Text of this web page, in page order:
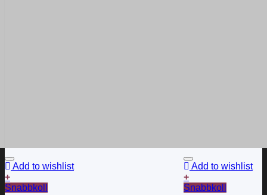
Add to wishlist
+
Snabbkoll
Add to wishlist
+
Snabbkoll